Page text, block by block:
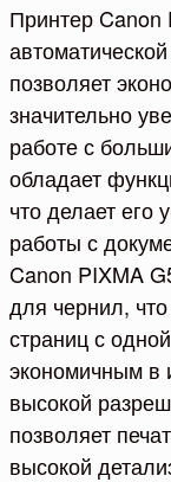
Принтер
позволяет
значительно
работе с
обладает
что делает его
работы с
Canon PIXMA
для чернил,
страниц с
экономичным в
высокой
позволяет
высокой